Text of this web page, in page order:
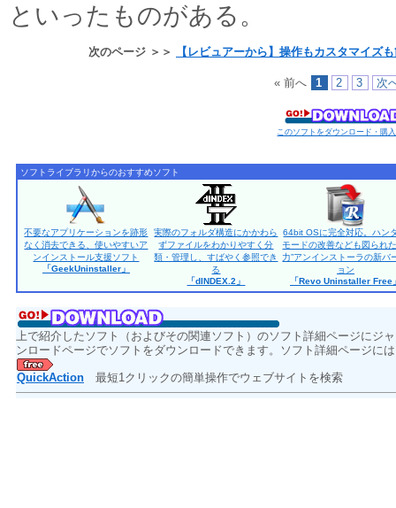
といったものがある。
次のページ ＞＞ 【レビュアーから】操作もカスタマイズ
« 前へ 1 2 3 次
このソフトをダウンロード・購
ソフトライブラリからのおすすめソフト
不要なアプリケーションを跡形
なく消去できる、使いやすいア
ンインストール支援ソフト
「GeekUninstaller」
実際のフォルダ構造にかかわら
ずファイルをわかりやすく分
類・管理し、すばやく参照でき
る
「dINDEX.2」
64bit OSに完全対応。ハン
モードの改善なども図られ
力”アンインストーラの新バ
ョン
「Revo Uninstaller Free
上で紹介したソフト（およびその関連ソフト）のソフト詳細ページにジ
ンロードページでソフトをダウンロードできます。ソフト詳細ページに
QuickAction 最短1クリックの簡単操作でウェブサイトを検索